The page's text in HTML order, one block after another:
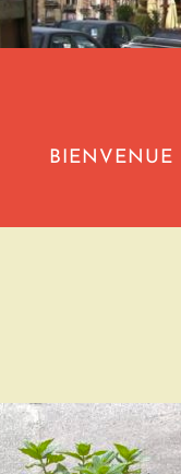
BIENVENUE